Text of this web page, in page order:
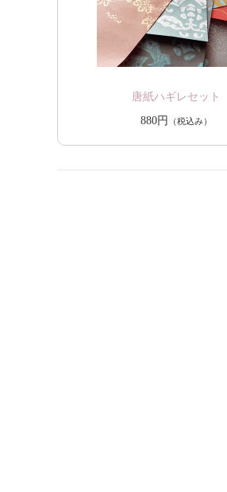
唐紙ハギレセット
880円
（税込み）